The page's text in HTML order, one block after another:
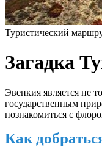
Туристический
Загадка
Эвенкия является не
государственным
познакомиться с
Как